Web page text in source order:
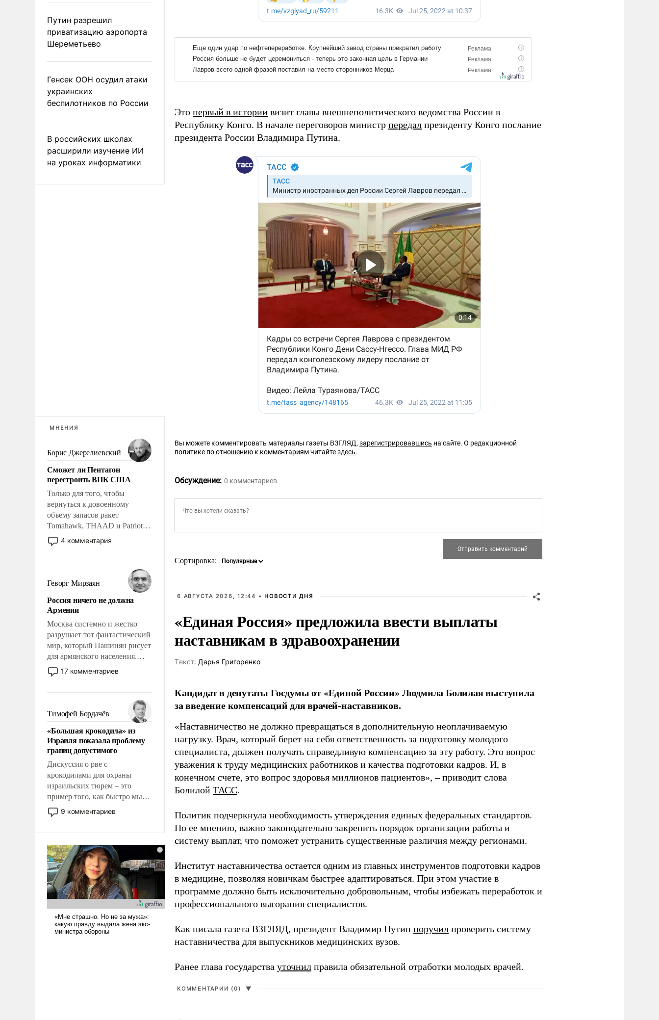
Путин разрешил
приватизацию аэропорта
Шереметьево
Генсек ООН осудил атаки
украинских
беспилотников по России
В российских школах
расширили изучение ИИ
на уроках информатики
МНЕНИЯ
Борис Джерелиевский
Сможет ли Пентагон
перестроить ВПК США
Только для того, чтобы
вернуться к довоенному
объему запасов ракет
Tomahawk, THAAD и Patriot
США потребуется более трех
лет. Даже небольшая война с
Сложившаяся ситуация
означает многолетний период
уязвимости США, например,
перед Китаем.
4 комментария
Геворг Мирзаян
Россия ничего не должна
Армении
Москва системно и жестко
разрушает тот фантастический
мир, который Пашинян рисует
для армянского населения.
Мир, где политические
прожекты будут безусловно
налогоплательщиков и где
Еревану за свои поступки не
нужно отвечать.
17 комментариев
Тимофей Бордачёв
«Большая крокодила» из
Израиля показала проблему
границ допустимого
Дискуссия о рве с
крокодилами для охраны
израильских тюрем – это
пример того, как быстро мы
двигаемся по пути
революционных изменений.
псевдонаучной фантастики,
стало всерьез обсуждаемой
идеей.
9 комментариев
Это первый в истории визит главы внешнеполитического ведомства России в
Республику Конго. В начале переговоров министр передал президенту Конго послание
президента России Владимира Путина.
Вы можете комментировать материалы газеты ВЗГЛЯД, зарегистрировавшись на сайте. О редакционной
политике по отношению к комментариям читайтездесь.
Обсуждение: 0 комментариев
Сортировка:
6 АВГУСТА 2026, 12:44 • НОВОСТИ ДНЯ
«Единая Россия» предложила ввести выплаты
наставникам в здравоохранении
Tекст: Дарья Григоренко
Кандидат в депутаты Госдумы от «Единой России» Людмила Болилая выступила
за введение компенсаций для врачей-наставников.
«Наставничество не должно превращаться в дополнительную неоплачиваемую
нагрузку. Врач, который берет на себя ответственность за подготовку молодого
специалиста, должен получать справедливую компенсацию за эту работу. Это вопрос
уважения к труду медицинских работников и качества подготовки кадров. И, в
конечном счете, это вопрос здоровья миллионов пациентов», – приводит слова
Болилой ТАСС.
Политик подчеркнула необходимость утверждения единых федеральных стандартов.
По ее мнению, важно законодательно закрепить порядок организации работы и
систему выплат, что поможет устранить существенные различия между регионами.
Институт наставничества остается одним из главных инструментов подготовки кадров
в медицине, позволяя новичкам быстрее адаптироваться. При этом участие в
программе должно быть исключительно добровольным, чтобы избежать переработок и
профессионального выгорания специалистов.
Как писала газета ВЗГЛЯД, президент Владимир Путин поручил проверить систему
наставничества для выпускников медицинских вузов.
Ранее глава государства уточнил правила обязательной отработки молодых врачей.
КОММЕНТАРИИ (0) ▼